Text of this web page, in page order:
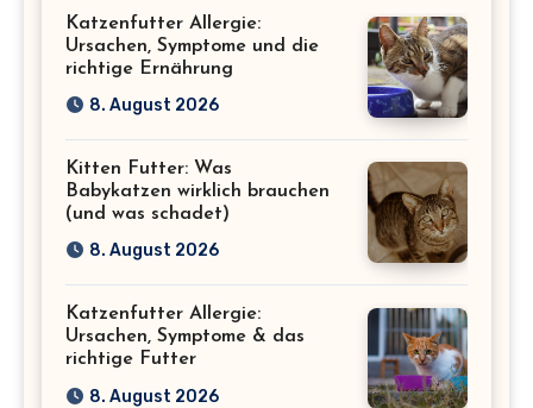
Katzenfutter Allergie:
Ursachen, Symptome und die
richtige Ernährung
8. August 2026
Kitten Futter: Was
Babykatzen wirklich brauchen
(und was schadet)
8. August 2026
Katzenfutter Allergie:
Ursachen, Symptome & das
richtige Futter
8. August 2026